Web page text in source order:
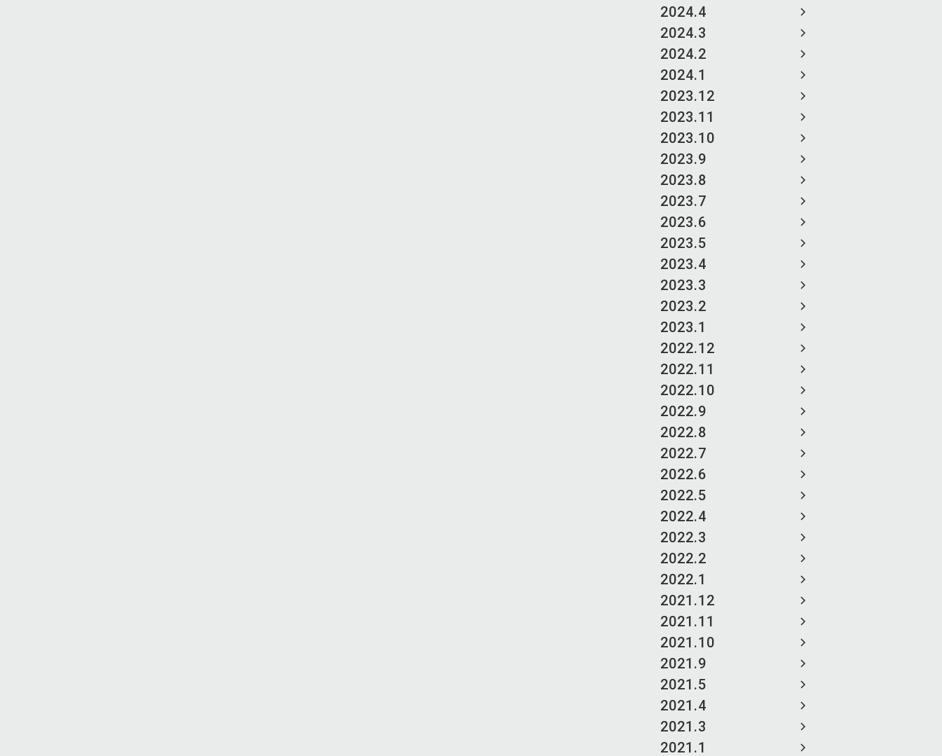
2024.4
2024.3
2024.2
2024.1
2023.12
2023.11
2023.10
2023.9
2023.8
2023.7
2023.6
2023.5
2023.4
2023.3
2023.2
2023.1
2022.12
2022.11
2022.10
2022.9
2022.8
2022.7
2022.6
2022.5
2022.4
2022.3
2022.2
2022.1
2021.12
2021.11
2021.10
2021.9
2021.5
2021.4
2021.3
2021.1